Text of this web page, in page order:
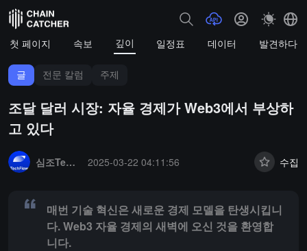
첫 페이지 속보 깊이 일정표 데이터 발견하다
글 전문 칼럼 주제
조달 달러 시장: 자율 경제가 Web3에서 부상하
고 있다
심조TechFlow
2025-03-22 04:11:56 수집
매번 기술 혁신은 새로운 경제 모델을 탄생시킵니
다. Web3 자율 경제의 새벽에 오신 것을 환영합
니다.